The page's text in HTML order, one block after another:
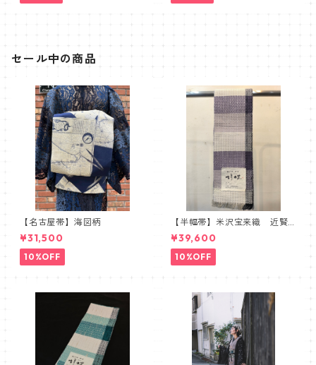
セール中の商品
【名古屋帯】海図柄
¥31,500
10%OFF
【半幅帯】米沢宝来織 近賢
織物謹製 胡蝶 ラベンダー
¥39,600
10%OFF